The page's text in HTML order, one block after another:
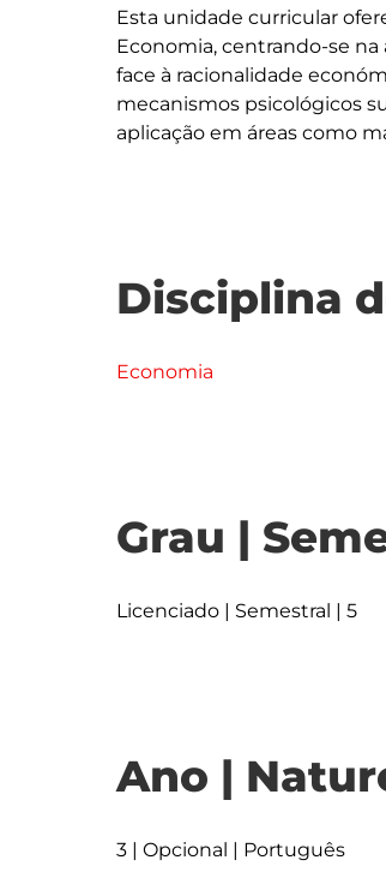
Esta unidade curricular
Economia, centrando-se
face à racionalidade
mecanismos psicológicos
Disciplina
Economia
Grau |
Licenciado | Semestral | 5
Ano |
3 | Opcional | Português